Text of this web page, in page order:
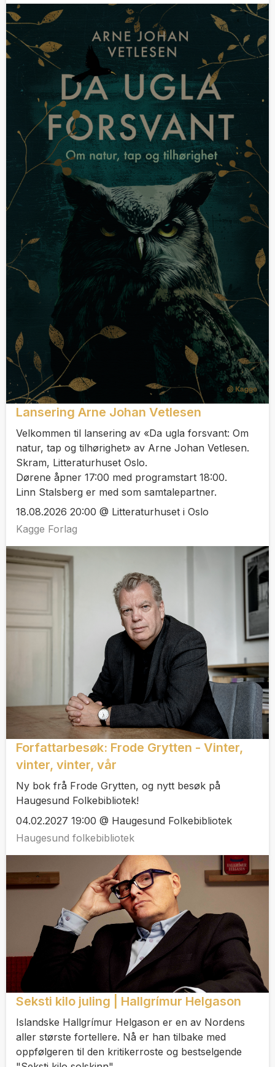
Lansering Arne Johan Vetlesen
Velkommen til lansering av «Da ugla forsvant: Om
natur, tap og tilhørighet» av Arne Johan Vetlesen.
Skram, Litteraturhuset Oslo.
Dørene åpner 17:00 med programstart 18:00.
Linn Stalsberg er med som samtalepartner.
18.08.2026 20:00 @ Litteraturhuset i Oslo
Kagge Forlag
Forfattarbesøk: Frode Grytten - Vinter,
vinter, vinter, vår
Ny bok frå Frode Grytten, og nytt besøk på
Haugesund Folkebibliotek!
04.02.2027 19:00 @ Haugesund Folkebibliotek
Haugesund folkebibliotek
Seksti kilo juling | Hallgrímur Helgason
Islandske Hallgrímur Helgason er en av Nordens
aller største fortellere. Nå er han tilbake med
oppfølgeren til den kritikerroste og bestselgende